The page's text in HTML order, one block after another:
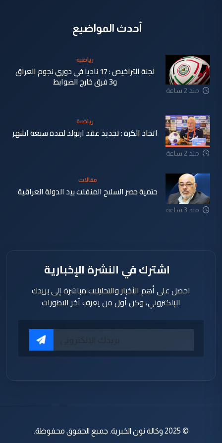
أحدث المواضيع
منذ 2 ساعة
رياضية
لجنة التراخيص : 17 ناديا في دوري نجوم العراق
و3 فرق خارج الضوابط
منذ 2 ساعة
رياضية
اتحاد الكرة : تجديد عقد ارنولد لمدة سبعة اشهر
منذ 3 ساعة
مقالات
حتمية حصر السلاح المنفلت بيد الدولة العراقية
اشترك في النشرة الإخبارية
احصل على أهم الأخبار والتحليلات مباشرة إلى بريدك
الإلكتروني، وكن أول من يعرف آخر التطورات
© 2025 وكالة نون الخبرية. جميع الحقوق محفوظة.